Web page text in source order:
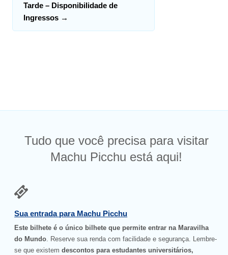
Tarde – Disponibilidade de
Ingressos →
Tudo que você precisa para visitar
Machu Picchu está aqui!
Sua entrada para Machu Picchu
Este bilhete é o único bilhete que permite entrar na Maravilha
do Mundo. Reserve sua renda com facilidade e segurança. Lembre-
se que existemdescontos para estudantes universitários,